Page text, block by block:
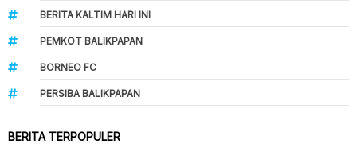
BERITA KALTIM HARI INI
PEMKOT BALIKPAPAN
BORNEO FC
PERSIBA BALIKPAPAN
BERITA TERPOPULER